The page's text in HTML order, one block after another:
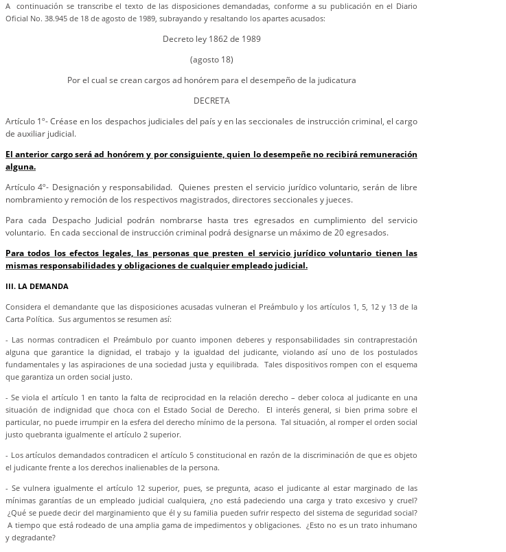
A continuación se transcribe el texto de las disposiciones demandadas, conforme a su publicación en el Diario
Oficial No. 38.945 de 18 de agosto de 1989, subrayando y resaltando los apartes acusados:
Decreto ley 1862 de 1989
(agosto 18)
Por el cual se crean cargos ad honórem para el desempeño de la judicatura
DECRETA
Artículo 1º- Créase en los despachos judiciales del país y en las seccionales de instrucción criminal, el cargo
de auxiliar judicial.
El anterior cargo será ad honórem y por consiguiente, quien lo desempeñe no recibirá remuneración
alguna.
Artículo 4º- Designación y responsabilidad. Quienes presten el servicio jurídico voluntario, serán de libre
nombramiento y remoción de los respectivos magistrados, directores seccionales y jueces.
Para cada Despacho Judicial podrán nombrarse hasta tres egresados en cumplimiento del servicio
voluntario. En cada seccional de instrucción criminal podrá designarse un máximo de 20 egresados.
Para todos los efectos legales, las personas que presten el servicio jurídico voluntario tienen las
mismas responsabilidades y obligaciones de cualquier empleado judicial.
III. LA DEMANDA
Considera el demandante que las disposiciones acusadas vulneran el Preámbulo y los artículos 1, 5, 12 y 13 de la
Carta Política. Sus argumentos se resumen así:
- Las normas contradicen el Preámbulo por cuanto imponen deberes y responsabilidades sin contraprestación
alguna que garantice la dignidad, el trabajo y la igualdad del judicante, violando así uno de los postulados
fundamentales y las aspiraciones de una sociedad justa y equilibrada. Tales dispositivos rompen con el esquema
que garantiza un orden social justo.
- Se viola el artículo 1 en tanto la falta de reciprocidad en la relación derecho – deber coloca al judicante en una
situación de indignidad que choca con el Estado Social de Derecho. El interés general, si bien prima sobre el
particular, no puede irrumpir en la esfera del derecho mínimo de la persona. Tal situación, al romper el orden social
justo quebranta igualmente el artículo 2 superior.
- Los artículos demandados contradicen el artículo 5 constitucional en razón de la discriminación de que es objeto
el judicante frente a los derechos inalienables de la persona.
- Se vulnera igualmente el artículo 12 superior, pues, se pregunta, acaso el judicante al estar marginado de las
mínimas garantías de un empleado judicial cualquiera, ¿no está padeciendo una carga y trato excesivo y cruel?
¿Qué se puede decir del marginamiento que él y su familia pueden sufrir respecto del sistema de seguridad social?
A tiempo que está rodeado de una amplia gama de impedimentos y obligaciones. ¿Esto no es un trato inhumano
y degradante?